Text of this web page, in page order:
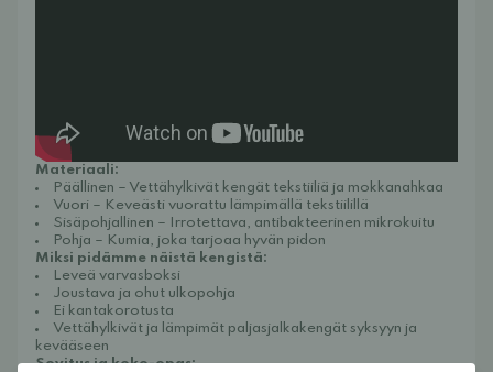
Materiaali:
Päällinen – Vettähylkivät kengät tekstiiliä ja mokkanahkaa
Vuori – Keveästi vuorattu lämpimällä tekstiilillä
Sisäpohjallinen – Irrotettava, antibakteerinen mikrokuitu
Pohja – Kumia, joka tarjoaa hyvän pidon
Miksi pidämme näistä kengistä:
Leveä varvasboksi
Joustava ja ohut ulkopohja
Ei kantakorotusta
Vettähylkivät ja lämpimät paljasjalkakengät syksyyn ja
kevääseen
Sovitus ja koko-opas: